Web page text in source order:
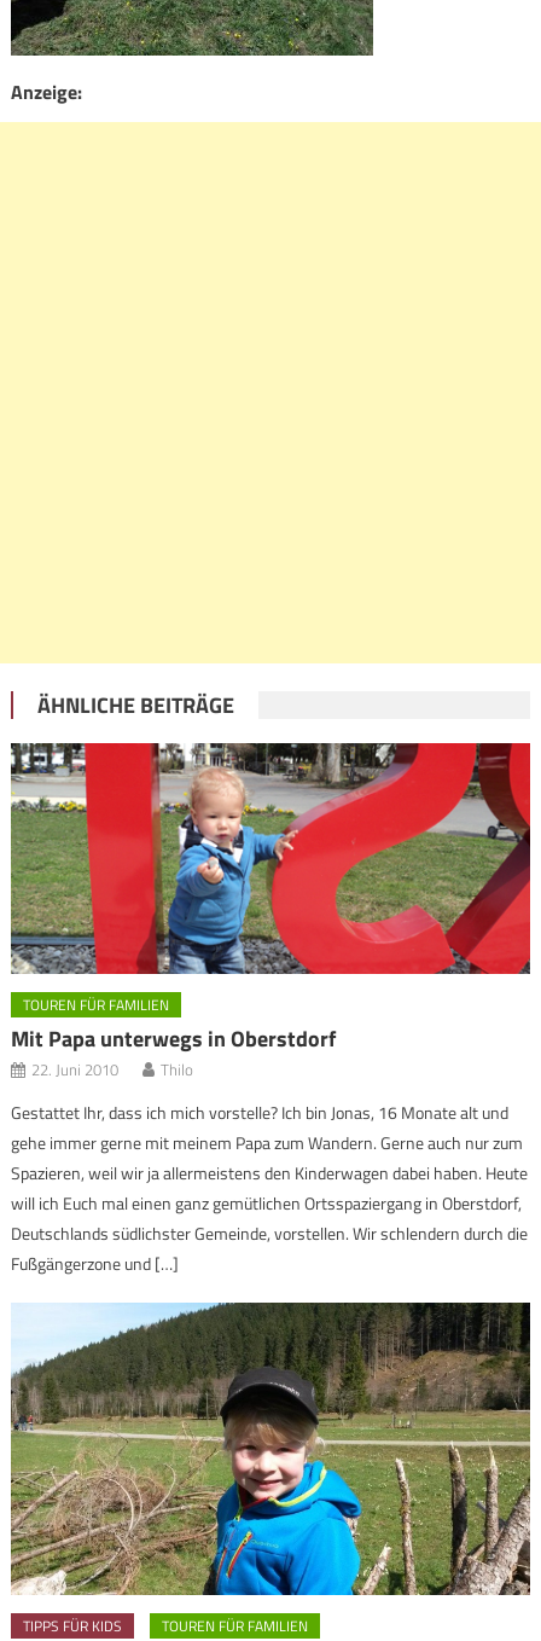
Anzeige:
ÄHNLICHE BEITRÄGE
TOUREN FÜR FAMILIEN
Mit Papa unterwegs in Oberstdorf
22. Juni 2010 Thilo
Gestattet Ihr, dass ich mich vorstelle? Ich bin Jonas, 16 Monate alt und
gehe immer gerne mit meinem Papa zum Wandern. Gerne auch nur zum
Spazieren, weil wir ja allermeistens den Kinderwagen dabei haben. Heute
will ich Euch mal einen ganz gemütlichen Ortsspaziergang in Oberstdorf,
Deutschlands südlichster Gemeinde, vorstellen. Wir schlendern durch die
Fußgängerzone und […]
TIPPS FÜR KIDS TOUREN FÜR FAMILIEN